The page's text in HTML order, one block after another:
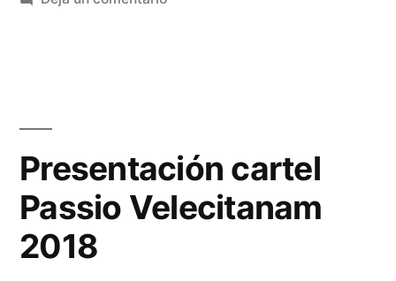
Objetivo
Pasión»
el
próximo
acto
Presentación cartel
Passio Velecitanam
2018